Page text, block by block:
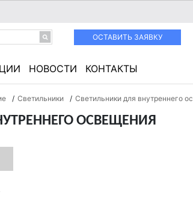
ОСТАВИТЬ ЗАЯВКУ
НОВОСТИ КОНТАКТЫ
/ Светильники / Светильники для внутреннего
ОСВЕЩЕНИЯ